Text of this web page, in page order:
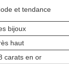
et tendance
bijoux
haut
carats en or